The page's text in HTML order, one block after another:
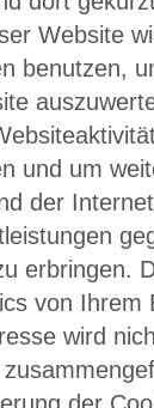
Website
benutzen,
und um
der
erbringen.
von Ihrem
wird